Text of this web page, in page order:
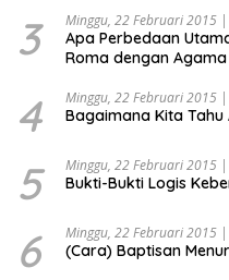
Indonesia Emas 2045”,
3 Minggu, 22 Februari 2015
Apa Perbedaan
Roma dengan
4 Minggu, 22 Februari 2015
Bagaimana Kita
5 Minggu, 22 Februari 2015
Bukti-Bukti Logis
6 Minggu, 22 Februari 2015
(Cara) Baptisan